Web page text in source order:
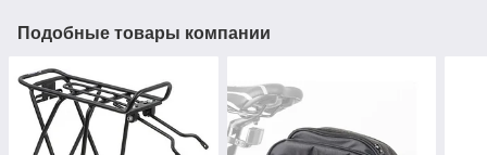
Подобные товары компании